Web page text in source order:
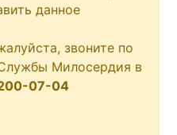
данное
звоните по
Милосердия в
07-04